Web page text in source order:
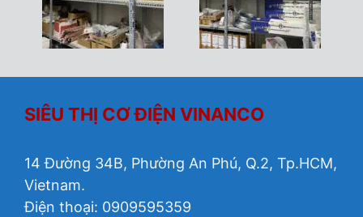
SIÊU THỊ CƠ ĐIỆN VINANCO
14 Đường 34B, Phường An Phú, Q.2, Tp.HCM,
Vietnam.
Điện thoại: 0909595359